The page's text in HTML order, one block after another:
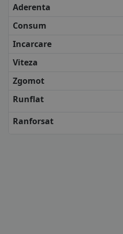
BARUM
DEBICA
FALKEN
FULDA
GENERAL TYRE
KUMHO
MATADOR
Aderenta
Consum
Incarcare
Viteza
Zgomot
Runflat
Ranforsat